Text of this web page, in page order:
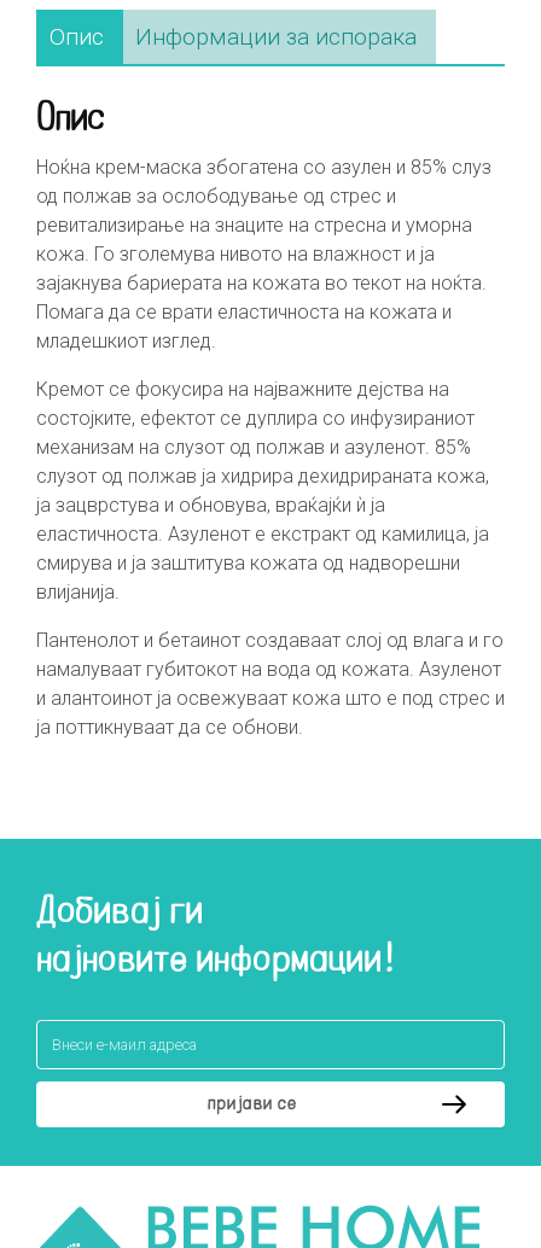
Опис Информации за испорака
Опис
Ноќна крем-маска збогатена со азулен и 85% слуз
од полжав за ослободување од стрес и
ревитализирање на знаците на стресна и уморна
кожа. Го зголемува нивото на влажност и ја
зајакнува бариерата на кожата во текот на ноќта.
Помага да се врати еластичноста на кожата и
младешкиот изглед.
Кремот се фокусира на најважните дејства на
состојките, ефектот се дуплира со инфузираниот
механизам на слузот од полжав и азуленот. 85%
слузот од полжав ја хидрира дехидрираната кожа,
ја зацврстува и обновува, враќајќи ѝ ја
еластичноста. Азуленот е екстракт од камилица, ја
смирува и ја заштитува кожата од надворешни
влијанија.
Пантенолот и бетаинот создаваат слој од влага и го
намалуваат губитокот на вода од кожата. Азуленот
и алантоинот ја освежуваат кожа што е под стрес и
ја поттикнуваат да се обнови.
Добивај ги
најновите информации!